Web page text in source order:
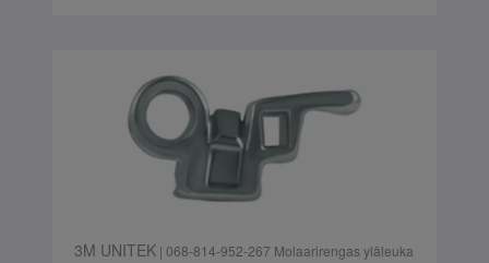
3M UNITEK| 068-814-952-267 Molaarirengas yläleuka